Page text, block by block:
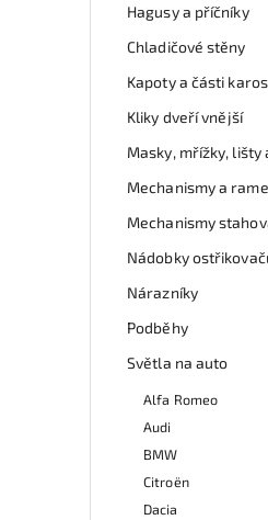
Hagusy a příčníky
Chladičové stěny
Kapoty a části
Kliky dveří vnější
Masky, mřížky, lišty
Mechanismy a
Mechanismy
Nádobky
Nárazníky
Podběhy
Světla na auto
Alfa Romeo
Audi
BMW
Citroën
Dacia